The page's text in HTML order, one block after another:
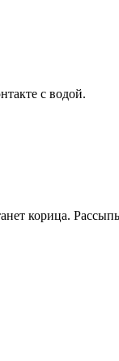
с водой.
корица.